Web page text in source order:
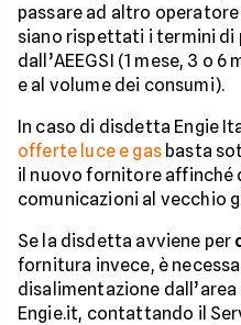
passare ad altro
siano rispettati i termini
dall’AEEGSI (1 mese, 3 o
e al volume dei consumi).
In caso di disdetta Engie
offerte luce e gasbasta
il nuovo fornitore affinché
comunicazioni al vecchio
Se la disdetta avviene per
fornitura invece, è
disalimentazione
Engie.it, contattando il